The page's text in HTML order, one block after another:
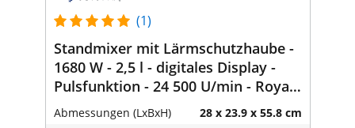
(1)
Standmixer mit Lärmschutzhaube -
1680 W - 2,5 l - digitales Display -
Pulsfunktion - 24 500 U/min - Royal
Catering
Abmessungen (LxBxH) 28 x 23.9 x 55.8 cm